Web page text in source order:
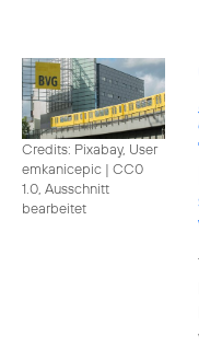
Credits: Pixabay, User
emkanicepic | CC0
1.0, Ausschnitt
bearbeitet